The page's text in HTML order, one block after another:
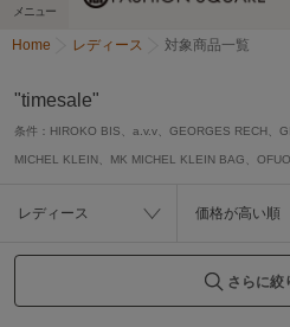
メニュー
Home レディース 対象商品一覧
"timesale"
条件： HIROKO BIS、a.v.v、GEORGES RECH、
MICHEL KLEIN、MK MICHEL KLEIN BAG、
レディース 価格が高い順
さらに絞